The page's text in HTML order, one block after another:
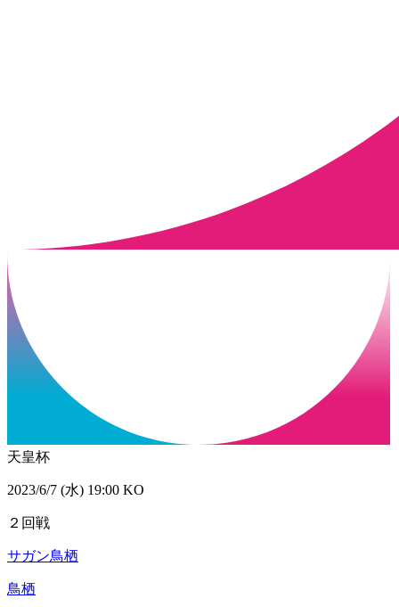
天皇杯
2023/6/7 (水) 19:00 KO
２回戦
サガン鳥栖
鳥栖